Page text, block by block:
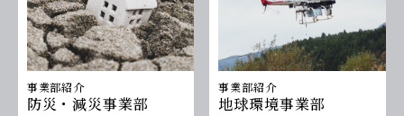
事業部紹介
防災・減災事業部
事業部紹介
地球環境事業部